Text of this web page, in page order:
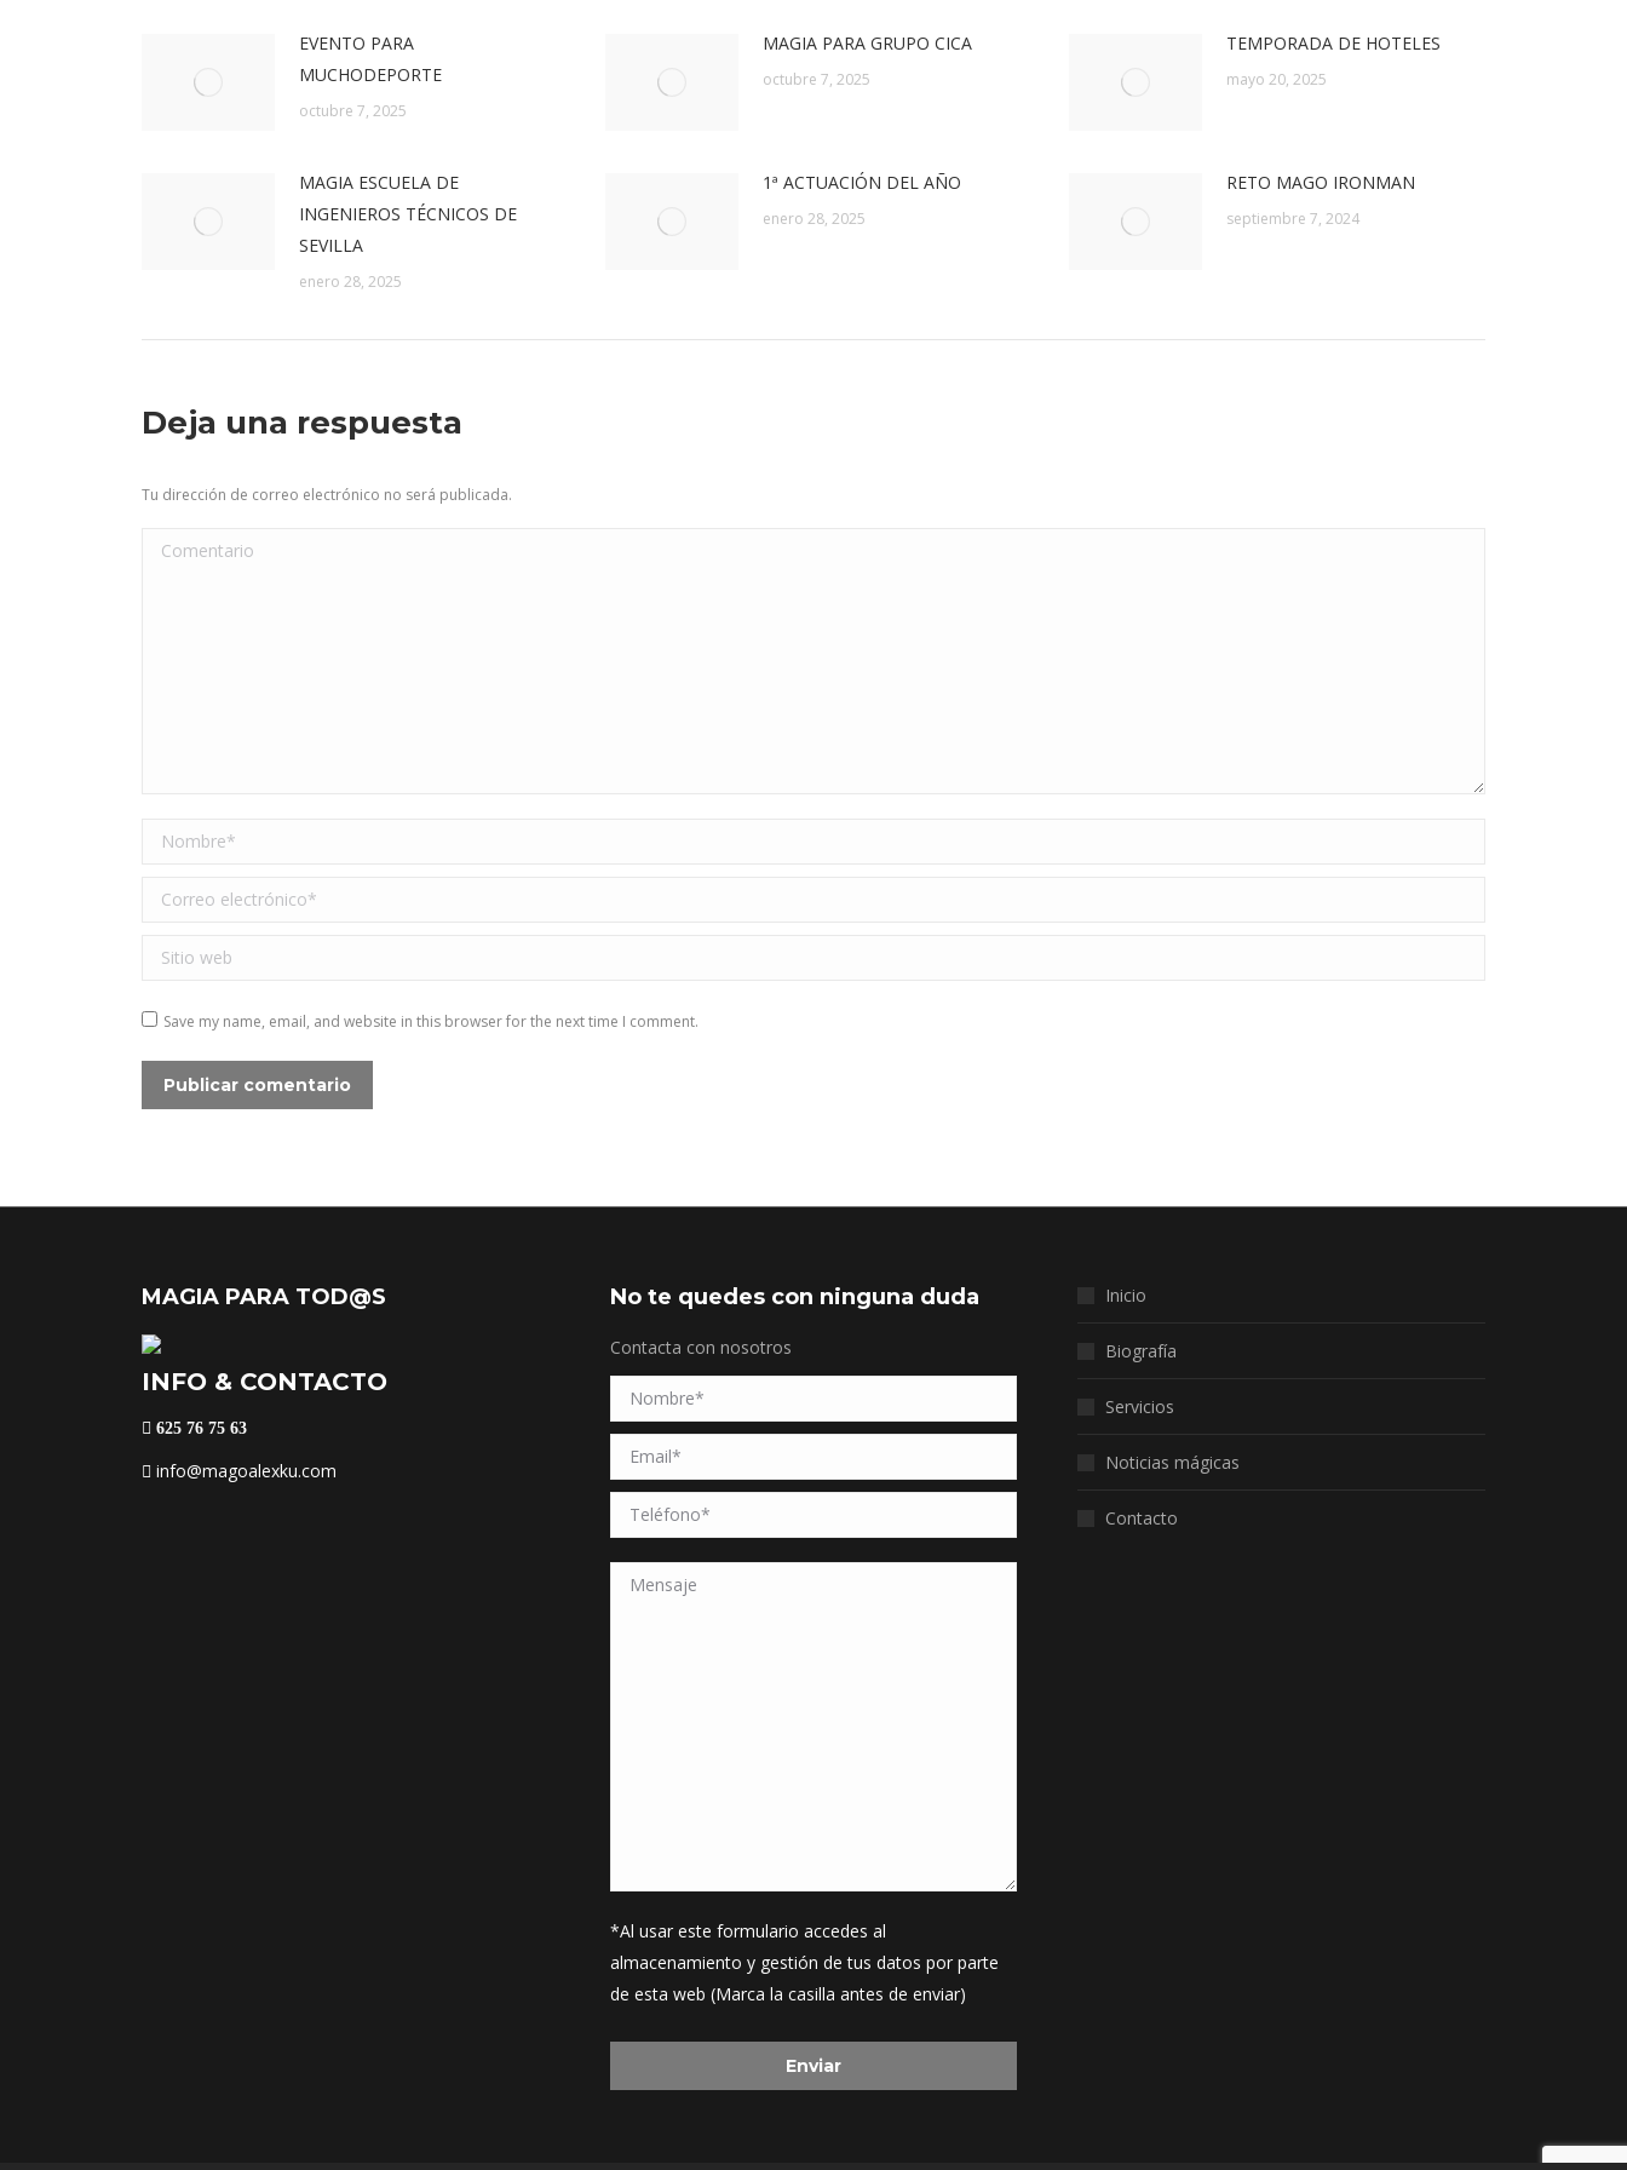
EVENTO PARA
MUCHODEPORTE
octubre 7, 2025
MAGIA PARA GRUPO CICA
octubre 7, 2025
TEMPORADA DE HOTELES
mayo 20, 2025
MAGIA ESCUELA DE
INGENIEROS TÉCNICOS DE
SEVILLA
enero 28, 2025
1ª ACTUACIÓN DEL AÑO
enero 28, 2025
RETO MAGO IRONMAN
septiembre 7, 2024
Deja una respuesta
Tu dirección de correo electrónico no será publicada.
Comentario
Nombre *
Correo electrónico *
Sitio web
Save my name, email, and website in this browser for the next time I comment.
Publicar comentario
MAGIA PARA TOD@S
INFO & CONTACTO
625 76 75 63
info@magoalexku.com
No te quedes con ninguna duda
Contacta con nosotros
*Al usar este formulario accedes al
almacenamiento y gestión de tus datos por parte
de esta web (Marca la casilla antes de enviar)
Inicio
Biografía
Servicios
Noticias mágicas
Contacto